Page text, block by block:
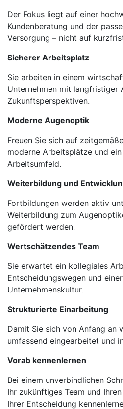
Der Fokus liegt auf einer
Kundenberatung und der
Versorgung – nicht auf
Sicherer Arbeitsplatz
Sie arbeiten in einem
Unternehmen mit langfristiger
Zukunftsperspektiven.
Moderne Augenoptik
Freuen Sie sich auf
moderne Arbeitsplätze und
Arbeitsumfeld.
Weiterbildung und
Fortbildungen werden aktiv
Weiterbildung zum
gefördert werden.
Wertschätzendes Team
Sie erwartet ein kollegiales
Entscheidungswegen und
Unternehmenskultur.
Strukturierte Einarbeitung
Damit Sie sich von Anfang an
umfassend eingearbeitet und
Vorab kennenlernen
Bei einem unverbindlichen
Ihr zukünftiges Team und
Ihrer Entscheidung